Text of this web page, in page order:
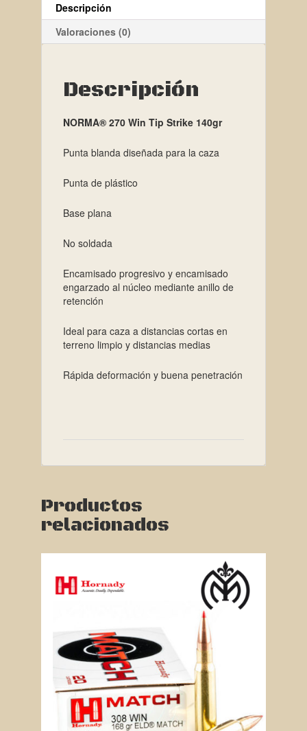
Descripción
Valoraciones (0)
Descripción
NORMA® 270 Win Tip Strike 140gr
Punta blanda diseñada para la caza
Punta de plástico
Base plana
No soldada
Encamisado progresivo y encamisado
engarzado al núcleo mediante anillo de
retención
Ideal para caza a distancias cortas en
terreno limpio y distancias medias
Rápida deformación y buena penetración
Productos
relacionados